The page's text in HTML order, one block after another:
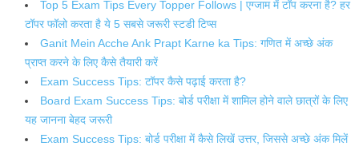
Top 5 Exam Tips Every Topper Follows | एग्जाम में टॉप करना है? हर
टॉपर फॉलो करता है ये 5 सबसे जरूरी स्टडी टिप्स
Ganit Mein Acche Ank Prapt Karne ka Tips: गणित में अच्छे अंक
प्राप्त करने के लिए कैसे तैयारी करें
Exam Success Tips: टॉपर कैसे पढ़ाई करता है?
Board Exam Success Tips: बोर्ड परीक्षा में शामिल होने वाले छात्रों के लिए
यह जानना बेहद जरूरी
Exam Success Tips: बोर्ड परीक्षा में कैसे लिखें उत्तर, जिससे अच्छे अंक मिलें